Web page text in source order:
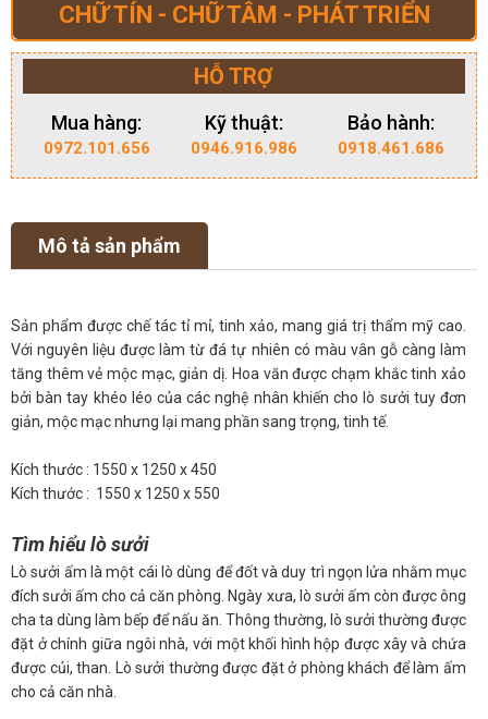
CHỮ TÍN - CHỮ TÂM - PHÁT TRIỂN
HỖ TRỢ
Mua hàng:
0972.101.656
Kỹ thuật:
0946.916.986
Bảo hành:
0918.461.686
Mô tả sản phẩm
Sản phẩm được chế tác tỉ mỉ, tinh xảo, mang giá trị thẩm mỹ cao.
Với nguyên liệu được làm từ đá tự nhiên có màu vân gỗ càng làm
tăng thêm vẻ mộc mạc, giản dị. Hoa văn được chạm khắc tinh xảo
bởi bàn tay khéo léo của các nghệ nhân khiến cho lò sưởi tuy đơn
giản, mộc mạc nhưng lại mang phần sang trọng, tinh tế.
Kích thước : 1550 x 1250 x 450
Kích thước : 1550 x 1250 x 550
Tìm hiểu lò sưởi
Lò sưởi ấm là một cái lò dùng để đốt và duy trì ngọn lửa nhằm mục
đích sưởi ấm cho cả căn phòng. Ngày xưa, lò sưởi ấm còn được ông
cha ta dùng làm bếp để nấu ăn. Thông thường, lò sưởi thường được
đặt ở chính giữa ngôi nhà, với một khối hình hộp được xây và chứa
được củi, than. Lò sưởi thường được đặt ở phòng khách để làm ấm
cho cả căn nhà.